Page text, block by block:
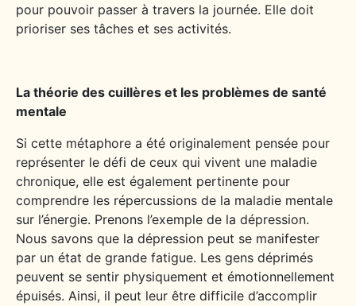
pour pouvoir passer à travers la journée. Elle doit
prioriser ses tâches et ses activités.
La théorie des cuillères et les problèmes de santé
mentale
Si cette métaphore a été originalement pensée pour
représenter le défi de ceux qui vivent une maladie
chronique, elle est également pertinente pour
comprendre les répercussions de la maladie mentale
sur l’énergie. Prenons l’exemple de la dépression.
Nous savons que la dépression peut se manifester
par un état de grande fatigue. Les gens déprimés
peuvent se sentir physiquement et émotionnellement
épuisés. Ainsi, il peut leur être difficile d’accomplir